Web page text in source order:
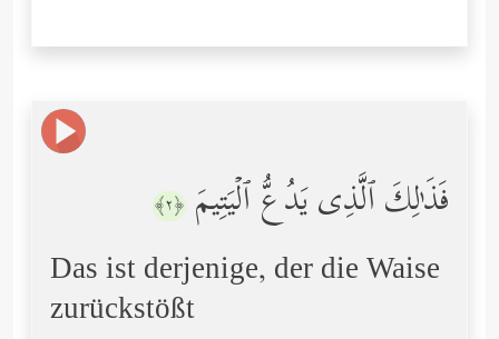
فَذَ ٰ⁠لِكَ ٱلَّذِی یَدُعُّ ٱلۡیَتِیمَ ﴿٢﴾
Das ist derjenige, der die Waise
zurückstößt